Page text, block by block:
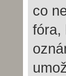
co
fóra,